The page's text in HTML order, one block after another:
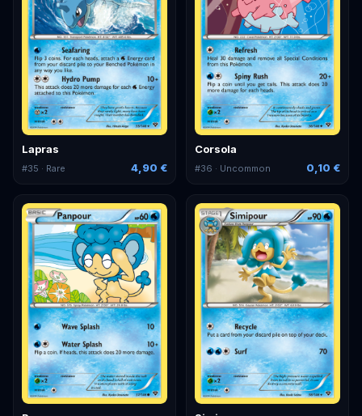
Lapras
#35 · Rare 4,90 €
Corsola
#36 · Uncommon 0,10 €